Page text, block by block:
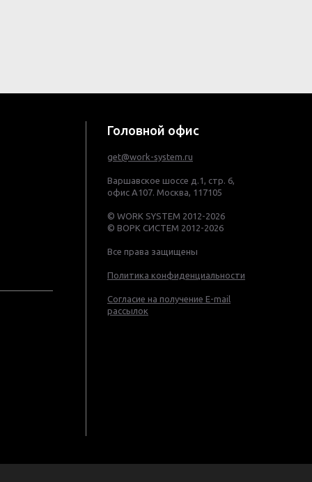
get@work-system.ru
Варшавское шоссе д.1, стр. 6,
офис А107. Москва, 117105
© WORK SYSTEM 2012-2026
© ВОРК СИСТЕМ 2012-2026
Все права защищены
Политика конфиденциальности
Согласие на получение E-mail
рассылок
Головной офис